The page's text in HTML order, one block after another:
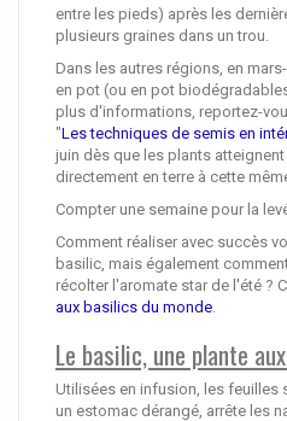
entre les pieds) après les
plusieurs graines dans un trou.
Dans les autres régions, en
en pot (ou en pot
plus d'informations, reportez-
"Les techniques de semis en
juin dès que les plants
directement en terre à cette
Compter une semaine pour la
Comment réaliser avec succès
basilic, mais également
récolter l'aromate star de l'été ?
aux basilics du monde
Le basilic, une plante
Utilisées en infusion, les feuilles
un estomac dérangé, arrête les